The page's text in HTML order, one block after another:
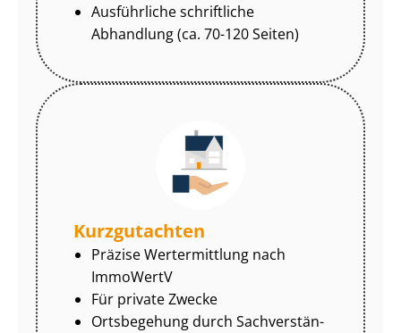
Ausführliche schriftliche
Abhandlung (ca. 70-120 Seiten)
Kurzgutachten
Präzise Wertermittlung nach
ImmoWertV
Für private Zwecke
Ortsbegehung durch Sach­ver­stän­